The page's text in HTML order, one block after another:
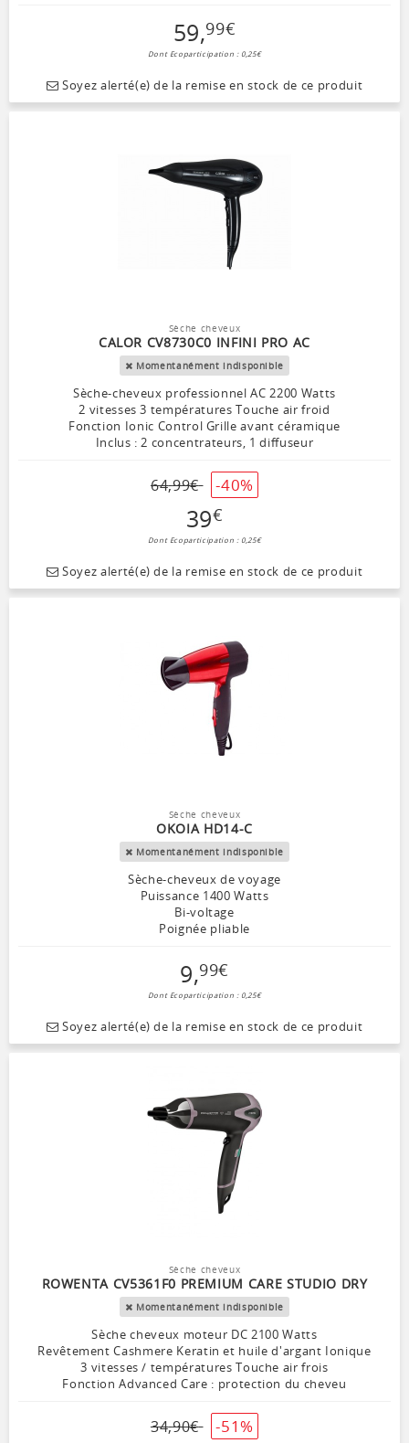
59,99€
Dont Ecoparticipation : 0,25€
Soyez alerté(e) de la remise en stock de ce produit
Sèche cheveux
CALOR CV8730C0 INFINI PRO AC
Momentanément indisponible
Sèche-cheveux professionnel AC 2200 Watts
2 vitesses 3 températures Touche air froid
Fonction Ionic Control Grille avant céramique
Inclus : 2 concentrateurs, 1 diffuseur
64,99€ -40%
39€
Dont Ecoparticipation : 0,25€
Soyez alerté(e) de la remise en stock de ce produit
Sèche cheveux
OKOIA HD14-C
Momentanément indisponible
Sèche-cheveux de voyage
Puissance 1400 Watts
Bi-voltage
Poignée pliable
9,99€
Dont Ecoparticipation : 0,25€
Soyez alerté(e) de la remise en stock de ce produit
Sèche cheveux
ROWENTA CV5361F0 PREMIUM CARE STUDIO DRY
Momentanément indisponible
Sèche cheveux moteur DC 2100 Watts
Revêtement Cashmere Keratin et huile d'argant Ionique
3 vitesses / températures Touche air frois
Fonction Advanced Care : protection du cheveu
34,90€ -51%